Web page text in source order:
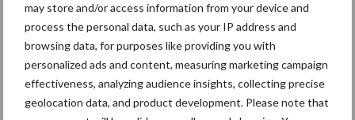
may store and/or access information from your device and
process the personal data, such as your IP address and
browsing data, for purposes like providing you with
personalized ads and content, measuring marketing campaign
effectiveness, analyzing audience insights, collecting precise
geolocation data, and product development. Please note that
Gerelateerde artikelen
De speenhuid: een vaak
onderschatte risicofactor
voor mastitis